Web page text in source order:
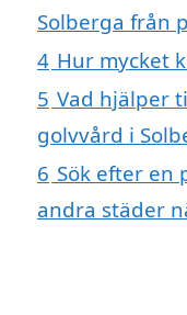
Solberga från
4 Hur mycket
5 Vad hjälper
golvvård i
6 Sök efter en
andra städer